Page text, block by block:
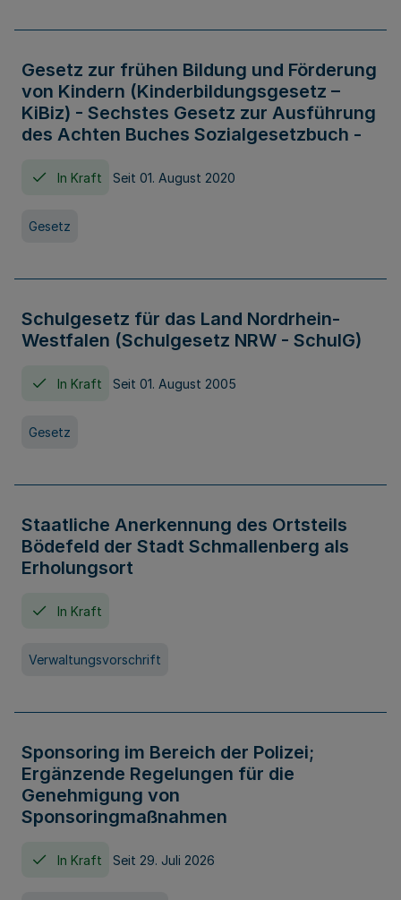
Gesetz zur frühen Bildung und Förderung
von Kindern (Kinderbildungsgesetz –
KiBiz) - Sechstes Gesetz zur Ausführung
des Achten Buches Sozialgesetzbuch -
In Kraft Seit 01. August 2020
Gesetz
Schulgesetz für das Land Nordrhein-
Westfalen (Schulgesetz NRW - SchulG)
In Kraft Seit 01. August 2005
Gesetz
Staatliche Anerkennung des Ortsteils
Bödefeld der Stadt Schmallenberg als
Erholungsort
In Kraft
Verwaltungsvorschrift
Sponsoring im Bereich der Polizei;
Ergänzende Regelungen für die
Genehmigung von
Sponsoringmaßnahmen
In Kraft Seit 29. Juli 2026